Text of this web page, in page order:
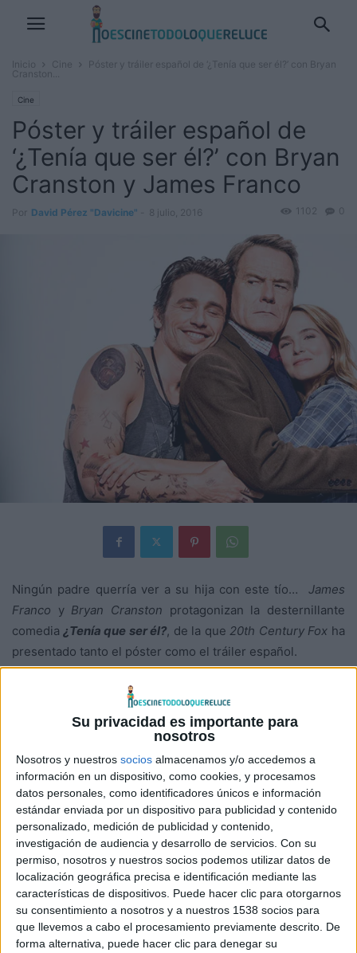
Su privacidad es importante para
nosotros
Nosotros y nuestros socios almacenamos y/o accedemos a
información en un dispositivo, como cookies, y procesamos
datos personales, como identificadores únicos e información
estándar enviada por un dispositivo para publicidad y contenido
personalizado, medición de publicidad y contenido,
investigación de audiencia y desarrollo de servicios. Con su
permiso, nosotros y nuestros socios podemos utilizar datos de
localización geográfica precisa e identificación mediante las
características de dispositivos. Puede hacer clic para otorgarnos
su consentimiento a nosotros y a nuestros 1538 socios para
que llevemos a cabo el procesamiento previamente descrito. De
forma alternativa, puede hacer clic para denegar su
Inicio Cine
Póster y tráiler español de ‘¿Tenía que ser él?’ con Bryan
Cranston...
Cine
Póster y tráiler español de
‘¿Tenía que ser él?’ con Bryan
Cranston y James Franco
Por David Pérez "Davicine" 8 julio, 2016 0
1102
Ningún padre querría ver a su hija con este tío…
James
Franco y Bryan Cranston protagonizan la desternillante
comedia ¿Tenía que ser él?, de la que 20th Century Fox ha
presentado tanto el póster como el tráiler español.
Durante sus vacaciones, Ned (
sobreprotector aunque cariñoso y su familia visitan a su
hija en la Universidad, donde conocerá a su mayor
pesadilla: su novio, Laird (James Franco ), un
multimillonario de Silicon Valley bien intencionado pero
socialmente bastante complicado.
El conservador Ned, piensa que Laird, que carece de
cualquier filtro, es la pareja menos apropiada para su hija.
La rivalidad unilateral – y el nivel de pánico de Ned, se
disparan cuando se encuentra cada vez más desfasado en
ese ambiente de glamour tecnológico y descubre que
Laird está a punto de hacerle a su hija “la pregunta”.